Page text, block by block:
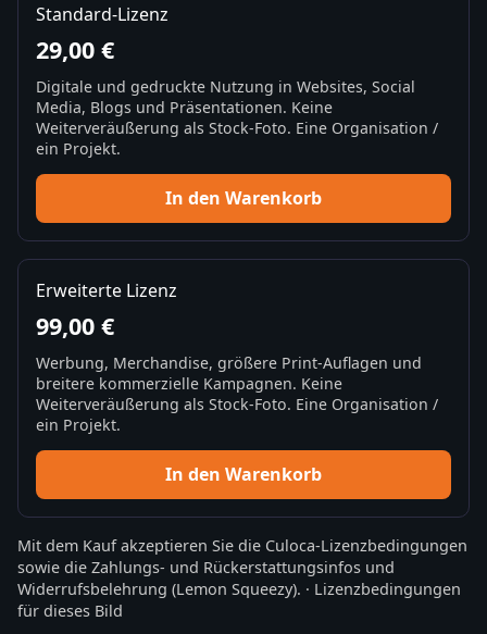
Standard-Lizenz
29,00 €
Digitale und gedruckte Nutzung in Websites, Social
Media, Blogs und Präsentationen. Keine
Weiterveräußerung als Stock-Foto. Eine Organisation /
ein Projekt.
In den Warenkorb
Erweiterte Lizenz
99,00 €
Werbung, Merchandise, größere Print-Auflagen und
breitere kommerzielle Kampagnen. Keine
Weiterveräußerung als Stock-Foto. Eine Organisation /
ein Projekt.
In den Warenkorb
Mit dem Kauf akzeptieren Sie die Culoca-Lizenzbedingungen
sowie die Zahlungs- und Rückerstattungsinfos und
Widerrufsbelehrung (Lemon Squeezy). · Lizenzbedingungen
für dieses Bild